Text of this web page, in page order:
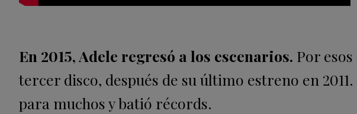
En 2015, Adele regresó a los escenarios. Por
tercer disco, después de su último estreno en
para muchos y batió récords.